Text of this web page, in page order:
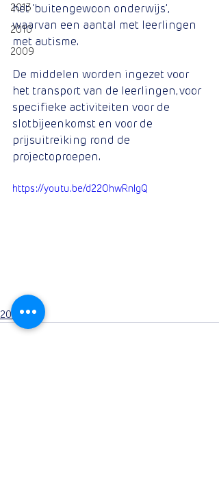
2013
2010
2009
het ‘buitengewoon onderwijs’,
waarvan een aantal met leerlingen
met autisme.
De middelen worden ingezet voor
het transport van de leerlingen, voor
specifieke activiteiten voor de
slotbijeenkomst en voor de
prijsuitreiking rond de
projectoproepen.
https://youtu.be/d22OhwRnlgQ
2021